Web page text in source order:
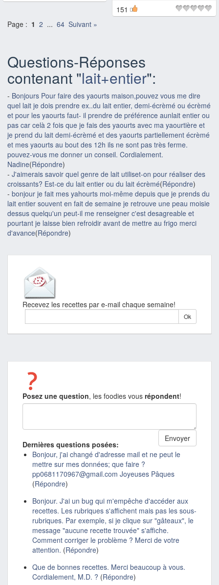
151
Page : 1 2 ... 64 Suivant »
Questions-Réponses
contenant "lait+entier":
- Bonjours Pour faire des yaourts maison,pouvez vous me dire
quel lait je dois prendre ex..du lait entier, demi-écrèmé ou écrèmé
et pour les yaourts faut- il prendre de préférence aunlait entier ou
pas car celà 2 fois que je fais des yaourts avec ma yaourtière et
je prend du lait demi-écrèmé et des yaourts partiellement écrèmé
et mes yaourts au bout des 12h ils ne sont pas très ferme.
pouvez-vous me donner un conseil. Cordialement.
Nadine(Répondre)
- J'aimerais savoir quel genre de lait utiliset-on pour réaliser des
croissants? Est-ce du lait entier ou du lait écrèmé(Répondre)
- bonjour je fait mes yahourts moi-même depuis que je prends du
lait entier souvent en fait de semaine je retrouve une peau moisie
dessus quelqu'un peut-il me renseigner c'est desagreable et
pourtant je laisse bien refroidir avant de mettre au frigo merci
d'avance(Répondre)
Recevez les recettes par e-mail chaque semaine!
Posez une question, les foodies vous répondent!
Dernières questions posées:
Bonjour, j'ai changé d'adresse mail et ne peut le
mettre sur mes données; que faire ?
pp0681170967@gmail.com Joyeuses Pâques
(Répondre)
Bonjour. J'ai un bug qui m'empêche d'accéder aux
recettes. Les rubriques s'affichent mais pas les sous-
rubriques. Par exemple, si je clique sur "gâteaux", le
message "aucune recette trouvée" s'affiche.
Comment corriger le problème ? Merci de votre
attention. (Répondre)
Que de bonnes recettes. Merci beaucoup à vous.
Cordialement, M.D. ? (Répondre)